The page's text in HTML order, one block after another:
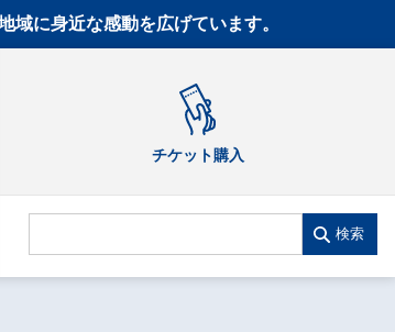
に身近な感動を広げています。
チケット購入
検索